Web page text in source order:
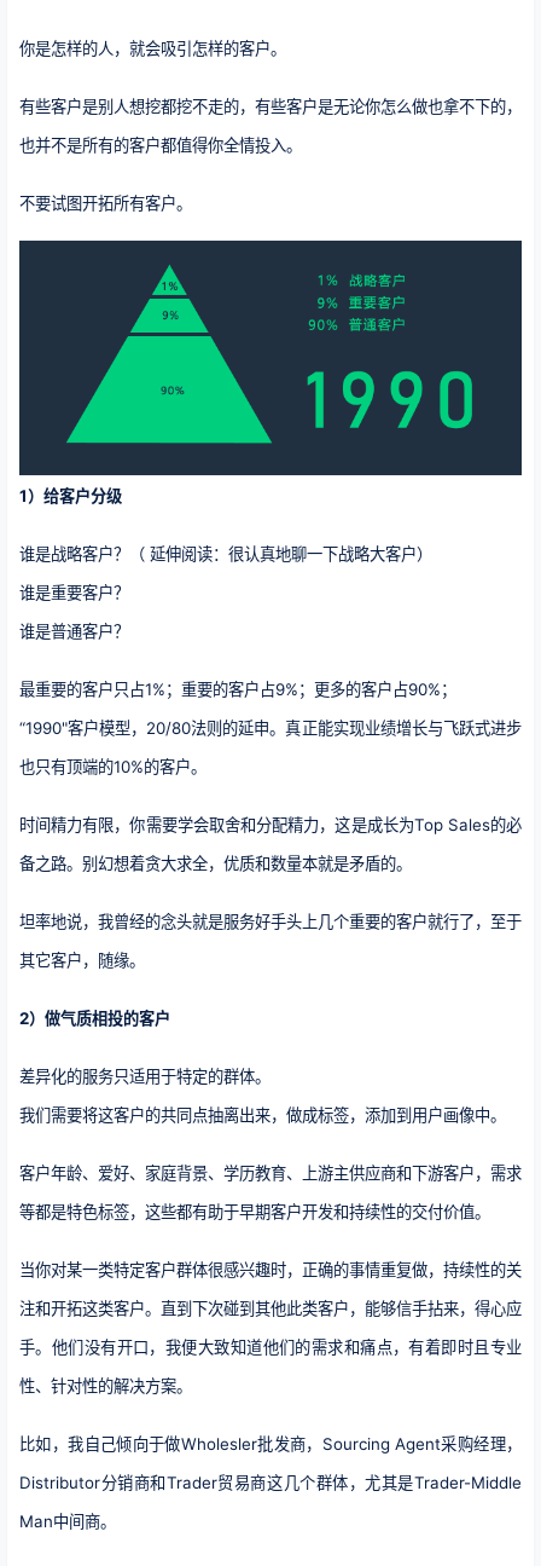
你是怎样的人，就会吸引怎样的客户。
有些客户是别人想挖都挖不走的，有些客户是无论你怎么做也拿不下的，
也并不是所有的客户都值得你全情投入。
不要试图开拓所有客户。
1）给客户分级
谁是战略客户？（ 延伸阅读：很认真地聊一下战略大客户）
谁是重要客户？
谁是普通客户？
最重要的客户只占1%；重要的客户占9%；更多的客户占90%；
“1990"客户模型，20/80法则的延申。真正能实现业绩增长与飞跃式进步
也只有顶端的10%的客户。
时间精力有限，你需要学会取舍和分配精力，这是成长为Top Sales的必
备之路。别幻想着贪大求全，优质和数量本就是矛盾的。
坦率地说，我曾经的念头就是服务好手头上几个重要的客户就行了，至于
其它客户，随缘。
2）做气质相投的客户
差异化的服务只适用于特定的群体。
我们需要将这客户的共同点抽离出来，做成标签，添加到用户画像中。
客户年龄、爱好、家庭背景、学历教育、上游主供应商和下游客户，需求
等都是特色标签，这些都有助于早期客户开发和持续性的交付价值。
当你对某一类特定客户群体很感兴趣时，正确的事情重复做，持续性的关
注和开拓这类客户。直到下次碰到其他此类客户，能够信手拈来，得心应
手。他们没有开口，我便大致知道他们的需求和痛点，有着即时且专业
性、针对性的解决方案。
比如，我自己倾向于做Wholesler批发商，Sourcing Agent采购经理，
Distributor分销商和Trader贸易商这几个群体，尤其是Trader-Middle
Man中间商。